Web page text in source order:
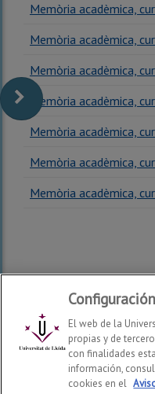
Memòria acadèmica,
Memòria acadèmica,
Memòria acadèmica,
Memòria acadèmica,
Memòria acadèmica,
Memòria acadèmica,
Memòria acadèmica,
Escuela Técnica
El web de la
propias y de
con finalidades
información,
cookies en el